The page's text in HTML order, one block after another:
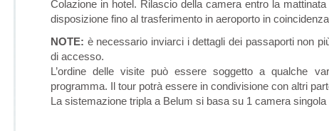
Colazione in hotel. Rilascio della camera entro la
disposizione fino al trasferimento in aeroporto in
NOTE: è necessario inviarci i dettagli dei passaporti non
di accesso.
L’ordine delle visite può essere soggetto a qualche
programma. Il tour potrà essere in condivisione con altri
La sistemazione tripla a Belum si basa su 1 camera singola